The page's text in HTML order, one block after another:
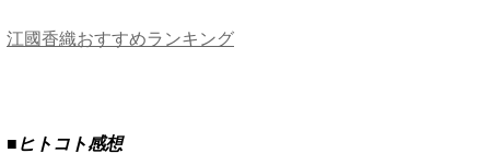
江國香織おすすめランキング
■ヒトコト感想